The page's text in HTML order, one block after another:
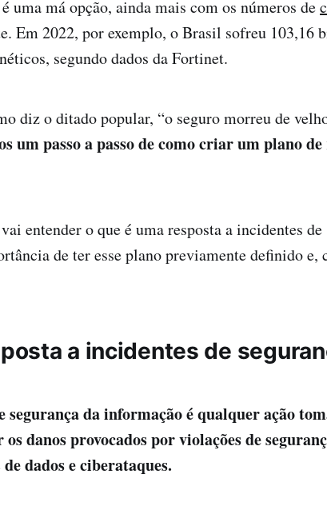
uma má opção, ainda mais com os números de
Em 2022, por exemplo, o Brasil sofreu 103,16
segundo dados da Fortinet.
diz o ditado popular, “o seguro morreu de
um passo a passo de como criar um plano de
entender o que é uma resposta a incidentes de
de ter esse plano previamente definido e,
a incidentes de
segurança da informação é qualquer ação
danos provocados por violações de
dados e ciberataques.